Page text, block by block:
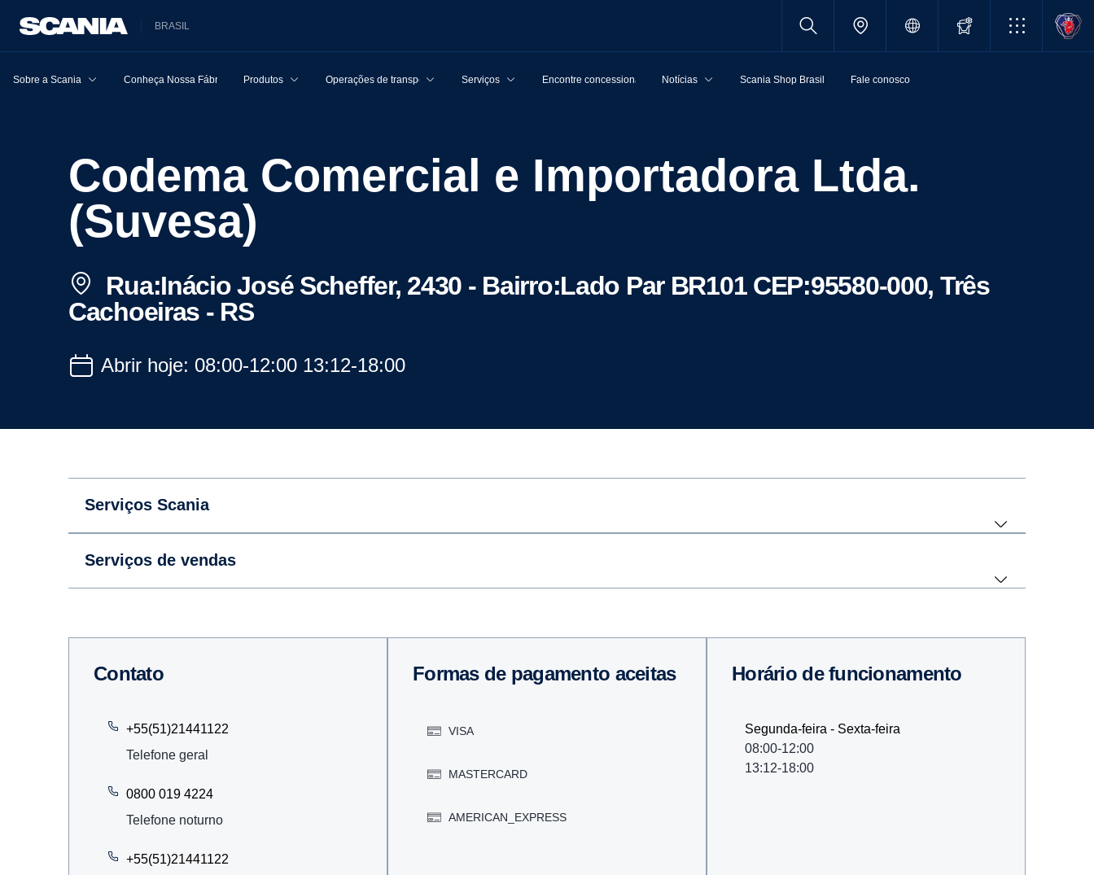
BRASIL
Sobre a Scania Conheça Nossa Fábrica Produtos Operações de transporte Serviços Encontre concessionárias Notícias Scania Shop Brasil Fale conosco
Codema Comercial e Importadora Ltda.
(Suvesa)
Rua:Inácio José Scheffer, 2430 - Bairro:Lado Par BR101 CEP:95580-000, Três
Cachoeiras - RS
Abrir hoje: 08:00-12:00 13:12-18:00
Serviços Scania
Serviços de vendas
Contato
+55(51)21441122
Telefone geral
0800 019 4224
Telefone noturno
+55(51)21441122
Formas de pagamento aceitas
VISA
MASTERCARD
AMERICAN_EXPRESS
Horário de funcionamento
Segunda-feira - Sexta-feira
08:00-12:00
13:12-18:00